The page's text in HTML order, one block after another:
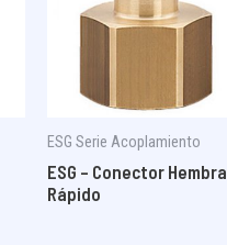
ESG Serie Acoplamiento
ESG – Conector Hembra
Rápido